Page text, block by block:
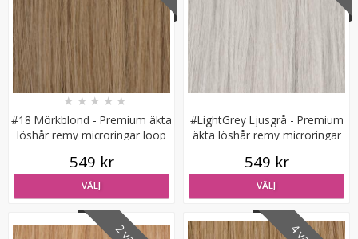
Mizzy Tangler brush - Zebramönster lila
#18 Mörkblond - Premium äkta
löshår remy microringar loop
★ ★ ★ ★ ★
549 kr
VÄLJ
#LightGrey Ljusgrå - Premium
äkta löshår remy microringar
549 kr
VÄLJ